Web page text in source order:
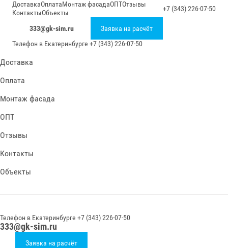
ДоставкаОплатаМонтаж фасадаОПТОтзывы
КонтактыОбъекты +7 (343) 226-07-50
333@gk-sim.ru
Заявка на расчёт
Телефон в Екатеринбурге +7 (343) 226-07-50
Доставка
Оплата
Монтаж фасада
ОПТ
Отзывы
Контакты
Объекты
Телефон в Екатеринбурге +7 (343) 226-07-50
333@gk-sim.ru
Заявка на расчёт